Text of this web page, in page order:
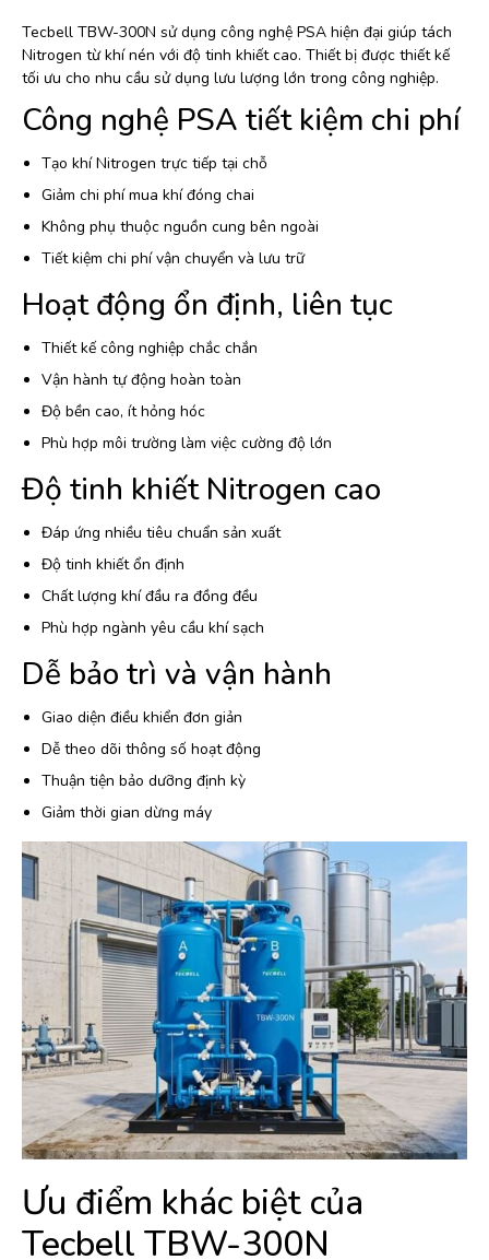
Tecbell TBW-300N sử dụng công nghệ PSA hiện đại giúp tách
Nitrogen từ khí nén với độ tinh khiết cao. Thiết bị được thiết kế
tối ưu cho nhu cầu sử dụng lưu lượng lớn trong công nghiệp.
Công nghệ PSA tiết kiệm chi phí
Tạo khí Nitrogen trực tiếp tại chỗ
Giảm chi phí mua khí đóng chai
Không phụ thuộc nguồn cung bên ngoài
Tiết kiệm chi phí vận chuyển và lưu trữ
Hoạt động ổn định, liên tục
Thiết kế công nghiệp chắc chắn
Vận hành tự động hoàn toàn
Độ bền cao, ít hỏng hóc
Phù hợp môi trường làm việc cường độ lớn
Độ tinh khiết Nitrogen cao
Đáp ứng nhiều tiêu chuẩn sản xuất
Độ tinh khiết ổn định
Chất lượng khí đầu ra đồng đều
Phù hợp ngành yêu cầu khí sạch
Dễ bảo trì và vận hành
Giao diện điều khiển đơn giản
Dễ theo dõi thông số hoạt động
Thuận tiện bảo dưỡng định kỳ
Giảm thời gian dừng máy
Ưu điểm khác biệt của
Tecbell TBW-300N